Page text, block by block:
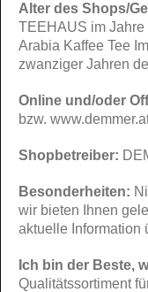
Alter des Shops/
TEEHAUS im Jahre
Arabia Kaffee Tee
zwanziger Jahren
Online und/oder
bzw.
Shopbetreiber:
Besonderheiten:
wir bieten Ihnen
aktuelle Information
Ich bin der Beste,
Qualitätssortiment